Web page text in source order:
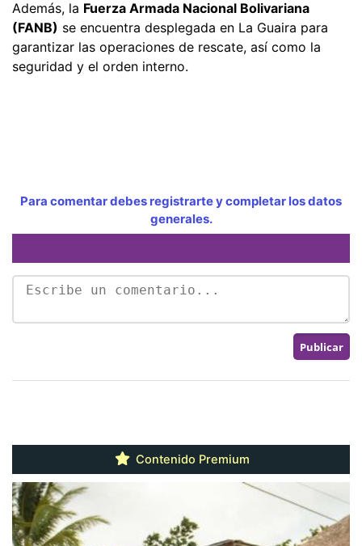
Además, la Fuerza Armada Nacional Bolivariana
(FANB) se encuentra desplegada en La Guaira para
garantizar las operaciones de rescate, así como la
seguridad y el orden interno.
Para comentar debes registrarte y completar los datos
generales.
Contenido Premium